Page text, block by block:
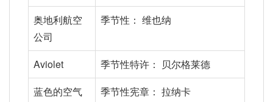
奥地利航空
公司
季节性： 维也纳
Aviolet
季节性特许： 贝尔格莱德
蓝色的空气
季节性宪章： 拉纳卡